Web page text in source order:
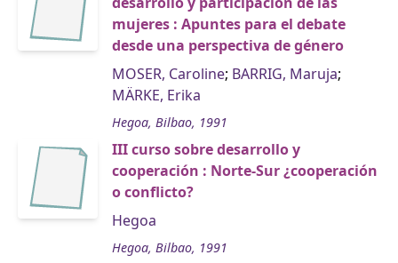
mujeres : Apuntes para el debate
desde una perspectiva de género
MOSER, Caroline; BARRIG, Maruja;
MÄRKE, Erika
Hegoa, Bilbao, 1991
III curso sobre desarrollo y
cooperación : Norte-Sur ¿cooperación
o conflicto?
Hegoa
Hegoa, Bilbao, 1991